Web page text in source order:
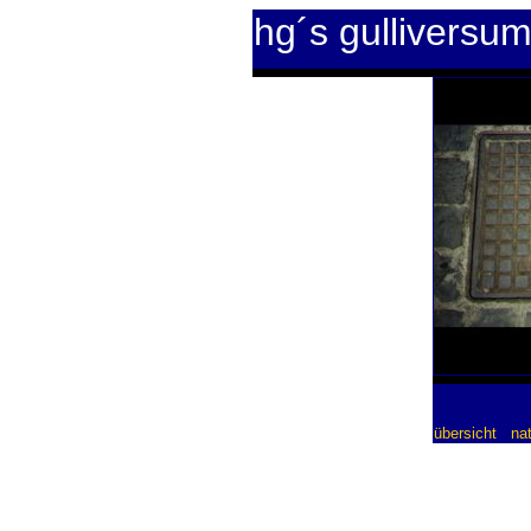
hg´s gulliversum
übersicht